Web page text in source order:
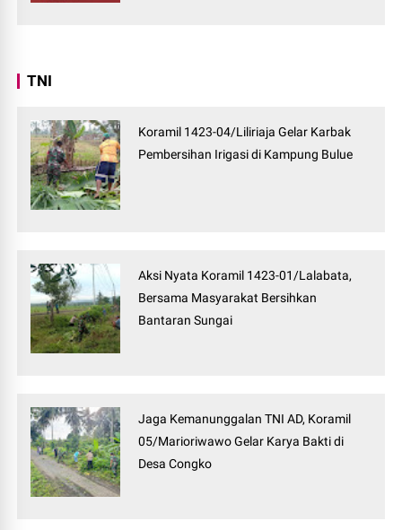
TNI
Koramil 1423-04/Liliriaja Gelar Karbak
Pembersihan Irigasi di Kampung Bulue
Aksi Nyata Koramil 1423-01/Lalabata,
Bersama Masyarakat Bersihkan
Bantaran Sungai
Jaga Kemanunggalan TNI AD, Koramil
05/Marioriwawo Gelar Karya Bakti di
Desa Congko